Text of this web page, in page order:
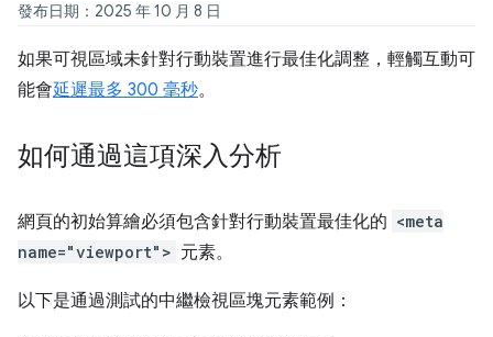
發布日期：2025 年 10 月 8 日
如果可視區域未針對行動裝置進行最佳化調整，輕觸互動可
能會延遲最多 300 毫秒。
如何通過這項深入分析
網頁的初始算繪必須包含針對行動裝置最佳化的 <meta
name="viewport"> 元素。
以下是通過測試的中繼檢視區塊元素範例：